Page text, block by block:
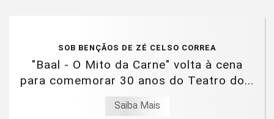
SOB BENÇÃOS DE ZÉ CELSO CORREA
"Baal - O Mito da Carne" volta à cena
para comemorar 30 anos do Teatro do...
Saiba Mais